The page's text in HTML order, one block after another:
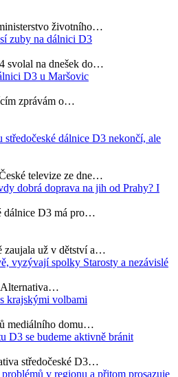
životního…
zuby na dálnici D3
svolal na dnešek do…
D3 u Maršovic
zprávám o…
středočeské dálnice D3 nekončí, ale
televize ze dne…
dobrá doprava na jih od Prahy? I
dálnice D3 má pro…
zaujala už v dětství a…
vyzývají spolky Starosty a nezávislé
Alternativa…
krajskými volbami
mediálního domu…
D3 se budeme aktivně bránit
středočeské D3…
v regionu a přitom prosazuje